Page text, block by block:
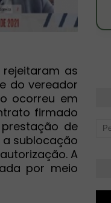
as
do vereador
ocorreu em
firmado
de
sublocação
A
por meio